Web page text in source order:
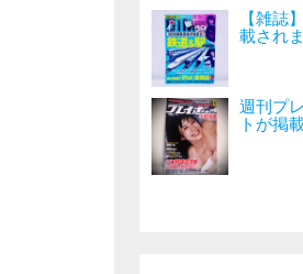
【雑誌
載され
週刊プ
トが掲